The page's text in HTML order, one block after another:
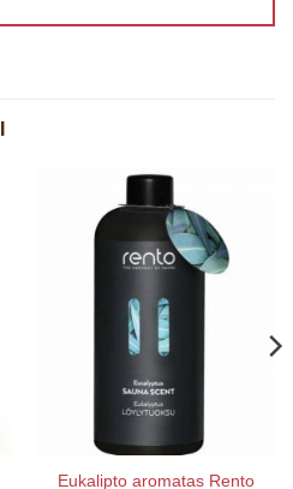
Eukalipto aromatas Rento